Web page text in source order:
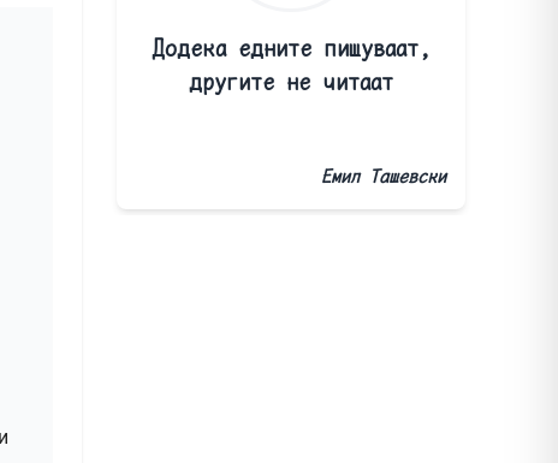
Додека едните пишуваат,
другите не читаат
Емил Ташевски